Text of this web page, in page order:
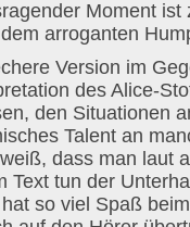
Moment ist
arroganten
Version im
des Alice-
den Situationen
Talent an
dass man laut
Text tun der
so viel Spaß